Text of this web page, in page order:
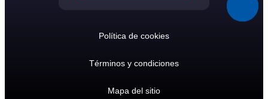
Política de cookies
Términos y condiciones
Mapa del sitio